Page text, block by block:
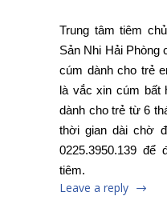
Trung tâm tiêm
Sản Nhi Hải Phòng
cúm dành cho trẻ
là vắc xin cúm bất
dành cho trẻ từ 6
thời gian dài chờ
0225.3950.139
tiêm.
Leave a reply